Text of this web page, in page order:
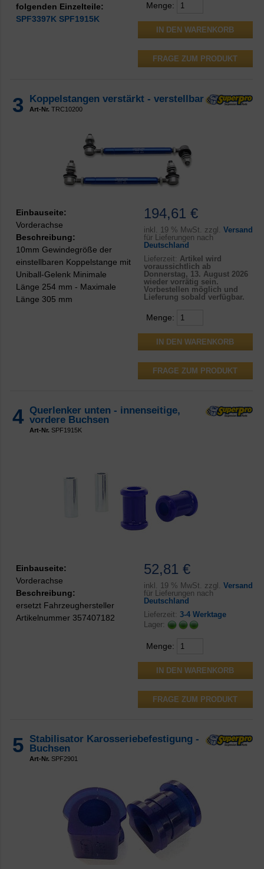
Menge:
FRAGE ZUM PRODUKT
folgenden Einzelteile:
SPF3397K SPF1915K
3 Koppelstangen verstärkt - verstellbar
Art-Nr. TRC10200
194,61 €
inkl. 19 % MwSt. zzgl. Versand
für Lieferungen nach
Deutschland
Lieferzeit: Artikel wird
voraussichtlich ab
Donnerstag, 13. August 2026
wieder vorrätig sein.
Vorbestellen möglich und
Lieferung sobald verfügbar.
Menge:
FRAGE ZUM PRODUKT
Einbauseite:
Vorderachse
Beschreibung:
10mm Gewindegröße der
einstellbaren Koppelstange mit
Uniball-Gelenk Minimale
Länge 254 mm - Maximale
Länge 305 mm
4 Querlenker unten - innenseitige,
vordere Buchsen
Art-Nr. SPF1915K
52,81 €
inkl. 19 % MwSt. zzgl. Versand
für Lieferungen nach
Deutschland
Lieferzeit: 3-4 Werktage
Lager:
Menge:
FRAGE ZUM PRODUKT
Einbauseite:
Vorderachse
Beschreibung:
ersetzt Fahrzeughersteller
Artikelnummer 357407182
5 Stabilisator Karosseriebefestigung -
Buchsen
Art-Nr. SPF2901